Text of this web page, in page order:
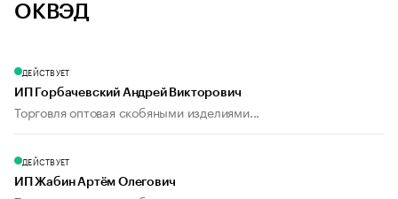
ОКВЭД
ДЕЙСТВУЕТ
ИП Горбачевский Андрей Викторович
Торговля оптовая скобяными изделиями...
ДЕЙСТВУЕТ
ИП Жабин Артём Олегович